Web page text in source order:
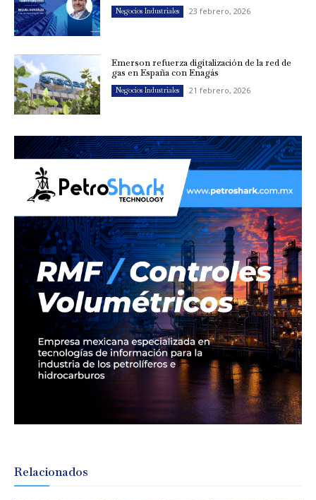
Negocios Industriales 23 febrero, 2026
Emerson refuerza digitalización de la red de
gas en España con Enagás
Negocios Industriales 21 febrero, 2026
Relacionados